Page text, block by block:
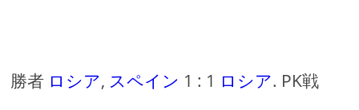
勝者 ロシア, スペイン 1 : 1 ロシア. PK戦